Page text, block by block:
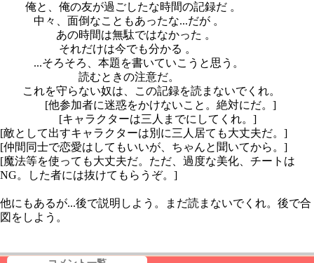
俺と、俺の友が過ごしたな時間の記録だ 。
中々、面倒なこともあったな...だが 。
あの時間は無駄ではなかった 。
それだけは今でも分かる 。
...そろそろ、本題を書いていこうと思う。
読むときの注意だ。
これを守らない奴は、この記録を読まないでくれ。
[他参加者に迷惑をかけないこと。絶対にだ。]
[キャラクターは三人までにしてくれ。]
[敵として出すキャラクターは別に三人居ても大丈夫だ。]
[仲間同士で恋愛はしてもいいが、ちゃんと聞いてから。]
[魔法等を使っても大丈夫だ。ただ、過度な美化、チートは
NG。した者には抜けてもらうぞ。]
他にもあるが...後で説明しよう。まだ読まないでくれ。後で合
図をしよう。